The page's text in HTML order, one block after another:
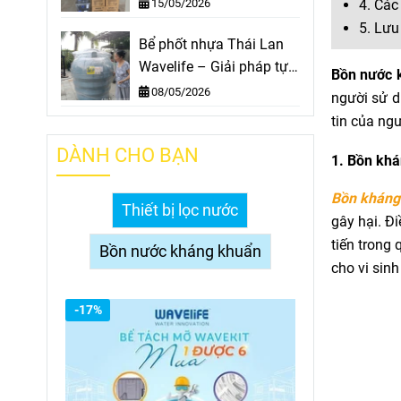
4.
5.
Bồn nước
người sử
tin của
1. Bồn
Bồn
gây hại.
tiến trong
cho vi
15/05/2026
Bể phốt nhựa Thái Lan
Wavelife – Giải pháp tự
hoại thông minh
08/05/2026
DÀNH CHO BẠN
Thiết bị lọc nước
Bồn nước kháng khuẩn
-17%